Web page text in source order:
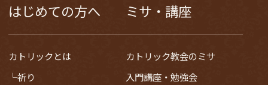
はじめての方へ
カトリックとは
祈り
ミサ・講座
カトリック教会のミサ
入門講座・勉強会